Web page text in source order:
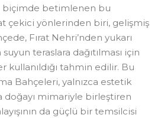
biçimde betimlenen bu
çekici yönlerinden biri, gelişmiş
Fırat Nehri’nden yukarı
suyun teraslara dağıtılması için
kullanıldığı tahmin edilir. Bu
Bahçeleri, yalnızca estetik
doğayı mimariyle birleştiren
da güçlü bir temsilcisi